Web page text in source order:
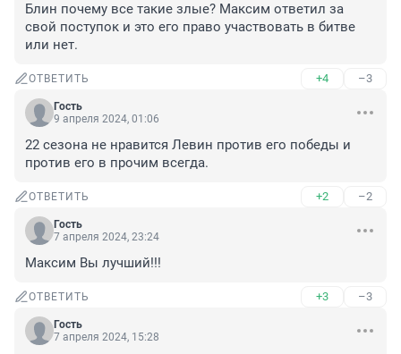
Блин почему все такие злые? Максим ответил за
свой поступок и это его право участвовать в битве
или нет.
ОТВЕТИТЬ +4 –3
Гость
9 апреля 2024, 01:06
22 сезона не нравится Левин против его победы и
против его в прочим всегда.
ОТВЕТИТЬ +2 –2
Гость
7 апреля 2024, 23:24
Максим Вы лучший!!!
ОТВЕТИТЬ +3 –3
Гость
7 апреля 2024, 15:28